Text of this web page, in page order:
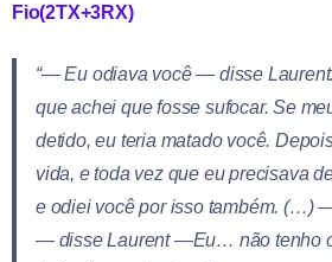
Fio(2TX+3RX)
“— Eu odiava você — disse Laurent
que achei que fosse sufocar. Se
detido, eu teria matado você.
vida, e toda vez que eu precisava
e odiei você por isso também. (…)
— disseLaurent—Eu… não tenho